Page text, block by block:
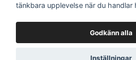
© 2026 LY Sweden -
tänkbara upplevelse när du handlar
Godkänn alla
Inställningar